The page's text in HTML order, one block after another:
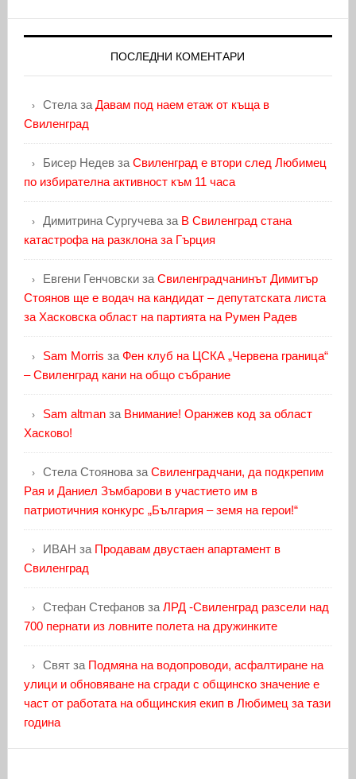
ПОСЛЕДНИ КОМЕНТАРИ
Стелаза Давам под наем етаж от къща в
Свиленград
Бисер Недевза Свиленград е втори след Любимец
по избирателна активност към 11 часа
Димитрина Сургучеваза В Свиленград стана
катастрофа на разклона за Гърция
Евгени Генчовскиза Свиленградчанинът Димитър
Стоянов ще е водач на кандидат – депутатската листа
за Хасковска област на партията на Румен Радев
Sam Morris за Фен клуб на ЦСКА „Червена граница“
– Свиленград кани на общо събрание
Sam altmanза Внимание! Оранжев код за област
Хасково!
Стела Стояноваза Свиленградчани, да подкрепим
Рая и Даниел Зъмбарови в участието им в
патриотичния конкурс „България – земя на герои!“
ИВАН за Продавам двустаен апартамент в
Свиленград
Стефан Стефановза ЛРД -Свиленград разсели над
700 пернати из ловните полета на дружинките
Святза Подмяна на водопроводи, асфалтиране на
улици и обновяване на сгради с общинско значение е
част от работата на общинския екип в Любимец за тази
година